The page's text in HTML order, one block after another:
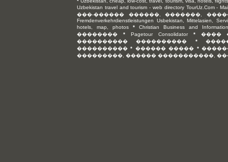
Uzbekistan travel and tourism - web directory TourUz.Com -
���-������ ������, �������,
Fremdenverkehrdienstleistungen Usbekistan, Mittelasien,
hotels, map, photos *Christian Business and
�������� * Pagetour Consolidator* ����
���������� ���������� *
���������� * ������ ����� *
���������, ������ �����������,